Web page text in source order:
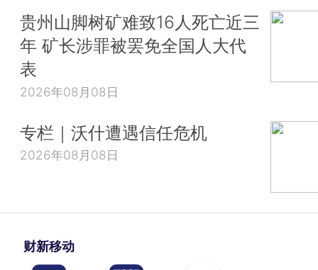
贵州山脚树矿难致16人死亡近三
年 矿长涉罪被罢免全国人大代
表
2026年08月08日
专栏｜沃什遭遇信任危机
2026年08月08日
财新移动